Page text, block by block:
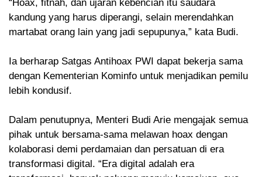
“Hoax, fitnah, dan ujaran kebencian itu saudara
kandung yang harus diperangi, selain merendahkan
martabat orang lain yang jadi sepupunya,” kata Budi.
Ia berharap Satgas Antihoax PWI dapat bekerja sama
dengan Kementerian Kominfo untuk menjadikan pemilu
lebih kondusif.
Dalam penutupnya, Menteri Budi Arie mengajak semua
pihak untuk bersama-sama melawan hoax dengan
kolaborasi demi perdamaian dan persatuan di era
transformasi digital. “Era digital adalah era